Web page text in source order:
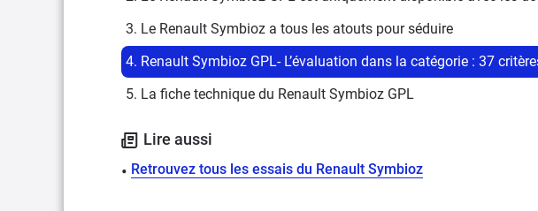
3. Le Renault Symbioz a tous les atouts pour séduire
4. Renault Symbioz GPL- L’évaluation dans la catégorie : 37
5. La fiche technique du Renault Symbioz GPL
Lire aussi
Retrouvez tous les essais du Renault Symbioz